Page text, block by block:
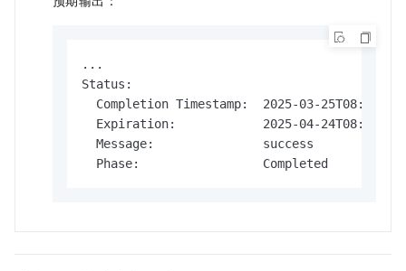
...
Status:
Completion Timestamp:  2025-03-
Expiration:            2025-04-
  Message:               success
  Phase:                 Completed